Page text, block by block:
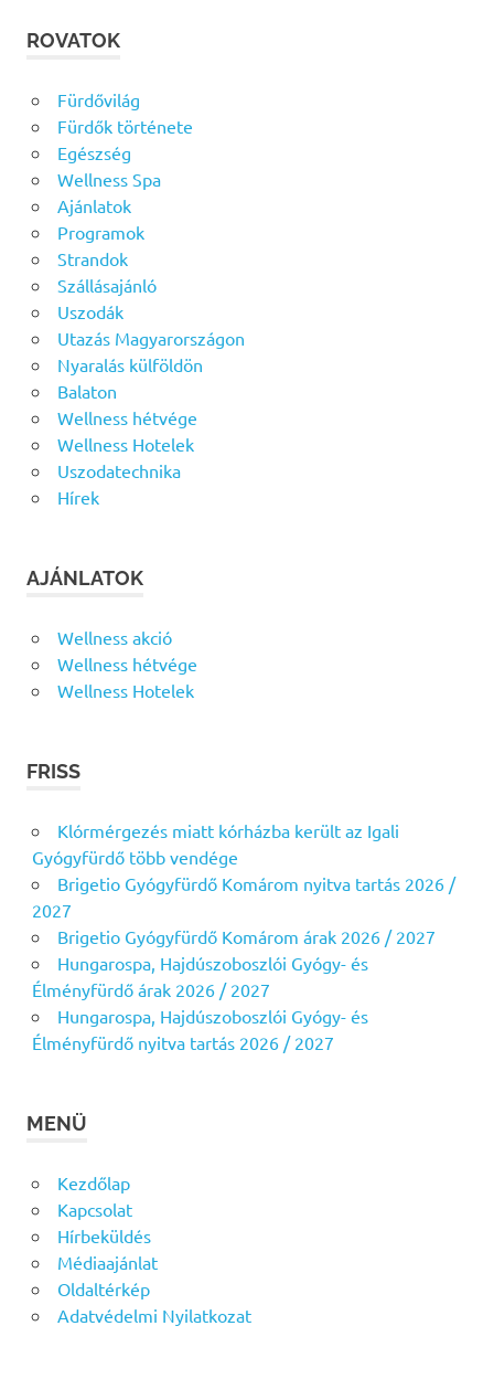
ROVATOK
Fürdővilág
Fürdők története
Egészség
Wellness Spa
Ajánlatok
Programok
Strandok
Szállásajánló
Uszodák
Utazás Magyarországon
Nyaralás külföldön
Balaton
Wellness hétvége
Wellness Hotelek
Uszodatechnika
Hírek
AJÁNLATOK
Wellness akció
Wellness hétvége
Wellness Hotelek
FRISS
Klórmérgezés miatt kórházba került az Igali
Gyógyfürdő több vendége
Brigetio Gyógyfürdő Komárom nyitva tartás 2026 /
2027
Brigetio Gyógyfürdő Komárom árak 2026 / 2027
Hungarospa, Hajdúszoboszlói Gyógy- és
Élményfürdő árak 2026 / 2027
Hungarospa, Hajdúszoboszlói Gyógy- és
Élményfürdő nyitva tartás 2026 / 2027
MENÜ
Kezdőlap
Kapcsolat
Hírbeküldés
Médiaajánlat
Oldaltérkép
Adatvédelmi Nyilatkozat